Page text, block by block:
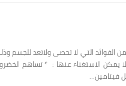
الفوائد التي لا تحصى ولاتعد للجسم
يمكن الاستغناء عنها : * تساهم
فيتامين…